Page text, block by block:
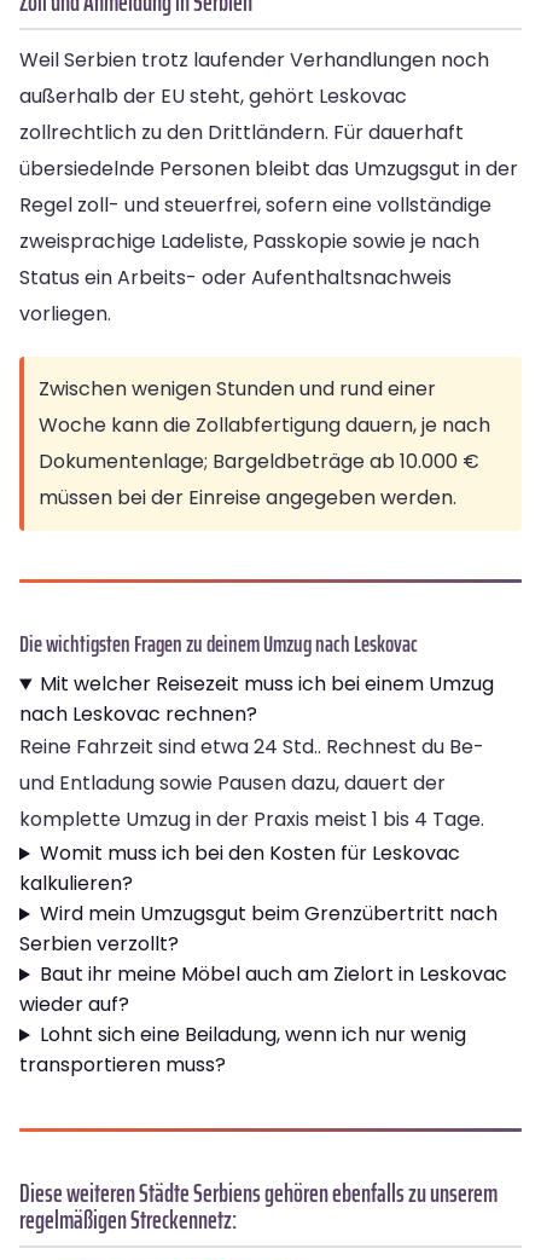
Weil Serbien trotz laufender Verhandlungen noch
außerhalb der EU steht, gehört Leskovac
zollrechtlich zu den Drittländern. Für dauerhaft
übersiedelnde Personen bleibt das Umzugsgut in der
Regel zoll- und steuerfrei, sofern eine vollständige
zweisprachige Ladeliste, Passkopie sowie je nach
Status ein Arbeits- oder Aufenthaltsnachweis
vorliegen.
Zwischen wenigen Stunden und rund einer
Woche kann die Zollabfertigung dauern, je nach
Dokumentenlage; Bargeldbeträge ab 10.000 €
müssen bei der Einreise angegeben werden.
Die wichtigsten Fragen zu deinem Umzug nach Leskovac
Mit welcher Reisezeit muss ich bei einem Umzug
nach Leskovac rechnen?
Reine Fahrzeit sind etwa 24 Std.. Rechnest du Be-
und Entladung sowie Pausen dazu, dauert der
komplette Umzug in der Praxis meist 1 bis 4 Tage.
Womit muss ich bei den Kosten für Leskovac
kalkulieren?
Wird mein Umzugsgut beim Grenzübertritt nach
Serbien verzollt?
Baut ihr meine Möbel auch am Zielort in Leskovac
wieder auf?
Lohnt sich eine Beiladung, wenn ich nur wenig
transportieren muss?
Diese weiteren Städte Serbiens gehören ebenfalls zu unserem
regelmäßigen Streckennetz: